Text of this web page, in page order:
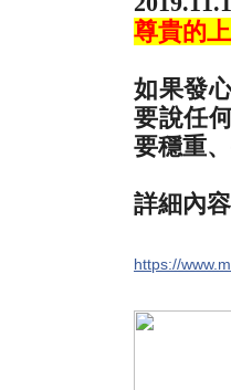
尊貴的
如果發
要說任
要穩重
詳細內
https://